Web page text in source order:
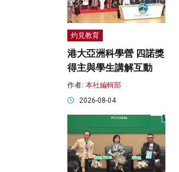
灼見教育
港大亞洲科學營 四諾獎
得主與學生講解互動
作者: 本社編輯部
2026-08-04